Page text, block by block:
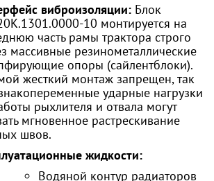
виброизоляции: Блок
10 монтируется на
часть рамы трактора строго
массивные резинометаллические
опоры (сайлентблоки).
жесткий монтаж запрещен, так
ударные нагрузки
рыхлителя и отвала могут
мгновенное растрескивание
швов.
жидкости:
Водяной контур радиаторов